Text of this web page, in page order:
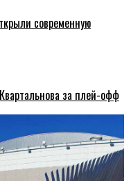
современную
за плей-офф